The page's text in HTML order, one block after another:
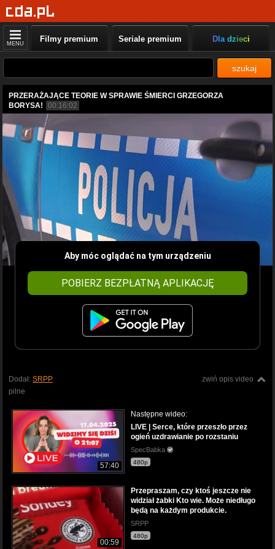
MENU Filmy premium Seriale premium Dla dzieci
szukaj
PRZERAŻAJĄCE TEORIE W SPRAWIE ŚMIERCI GRZEGORZA
BORYSA!
00:16:02
Aby móc oglądać na tym urządzeniu
POBIERZ BEZPŁATNĄ APLIKACJĘ
zwiń opis video
Dodał: SRPP
pilne
57:40
Następne wideo:
LIVE | Serce, które przeszło przez
ogień uzdrawianie po rozstaniu
SpecBabka
480p
00:59
Przepraszam, czy ktoś jeszcze nie
widział żabki Kto wie. Może niedługo
będą na każdym produkcie.
SRPP
480p